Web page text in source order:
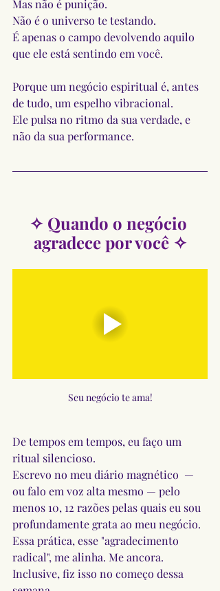
Mas não é punição.
Não é o universo te testando.
É apenas o campo devolvendo aquilo
que ele está sentindo em você.
Porque um negócio espiritual é, antes
de tudo, um espelho vibracional.
Ele pulsa no ritmo da sua verdade, e
não da sua performance.
✧ Quando o negócio
agradece por você ✧
Seu negócio te ama!
De tempos em tempos, eu faço um
ritual silencioso.
Escrevo no meu diário magnético  —
ou falo em voz alta mesmo — pelo
menos 10, 12 razões pelas quais eu sou
profundamente grata ao meu negócio.
Essa prática, esse "agradecimento
radical", me alinha. Me ancora.
Inclusive, fiz isso no começo dessa